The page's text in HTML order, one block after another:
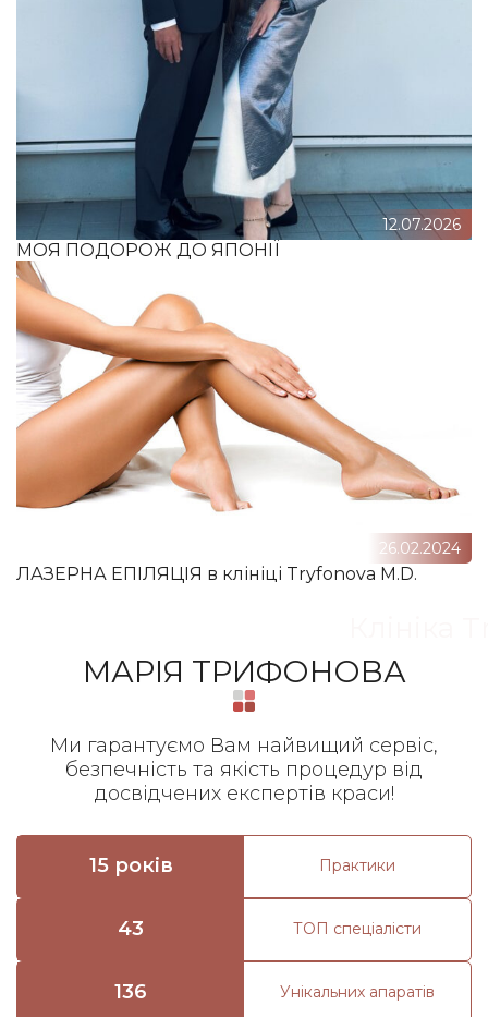
12.07.2026
МОЯ ПОДОРОЖ ДО ЯПОНІЇ
26.02.2024
ЛАЗЕРНА ЕПІЛЯЦІЯ в клініці Tryfonova M.D.
МАРІЯ ТРИФОНОВА
Ми гарантуємо Вам найвищий сервіс,
безпечність та якість процедур від
досвідчених експертів краси!
15 років Практики
43 ТОП спеціалісти
136 Унікальних апаратів